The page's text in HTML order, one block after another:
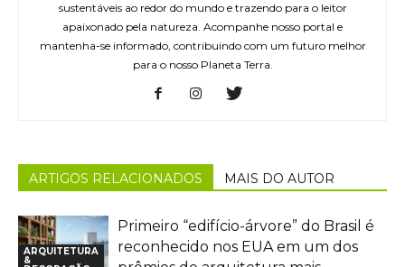
sustentáveis ao redor do mundo e trazendo para o leitor
apaixonado pela natureza. Acompanhe nosso portal e
mantenha-se informado, contribuindo com um futuro melhor
para o nosso Planeta Terra.
ARTIGOS RELACIONADOS MAIS DO AUTOR
ARQUITETURA
&
Primeiro “edifício-árvore” do Brasil é
reconhecido nos EUA em um dos